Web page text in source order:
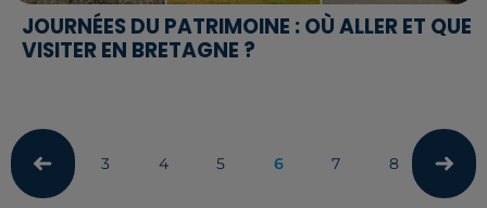
JOURNÉES DU PATRIMOINE : OÙ ALLER ET QUE
VISITER EN BRETAGNE ?
3 4 5 6 7 8 9